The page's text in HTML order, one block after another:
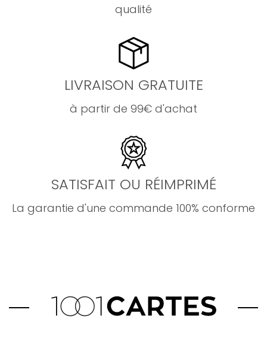
qualité
LIVRAISON GRATUITE
à partir de 99€ d'achat
SATISFAIT OU RÉIMPRIMÉ
La garantie d'une commande 100% conforme